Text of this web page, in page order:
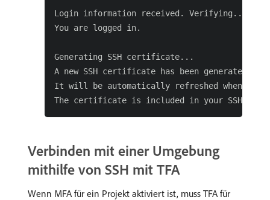
Login information received. Verifying...
You are logged in.
Generating SSH certificate...
A new SSH certificate has been generated.
It will be automatically refreshed when
Verbinden mit einer Umgebung
mithilfe von SSH mit TFA
Wenn MFA für ein Projekt aktiviert ist, muss TFA für